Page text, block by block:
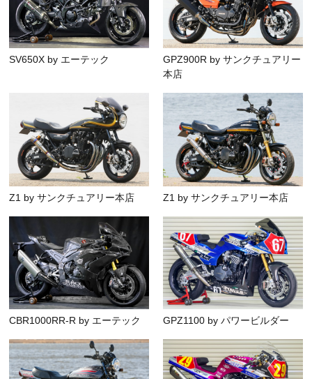
SV650X by エーテック
GPZ900R by サンクチュアリー
本店
Z1 by サンクチュアリー本店 Z1 by サンクチュアリー本店
CBR1000RR-R by エーテック GPZ1100 by パワービルダー